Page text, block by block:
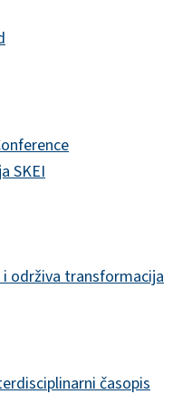
SKEI
održiva transformacija
časopis